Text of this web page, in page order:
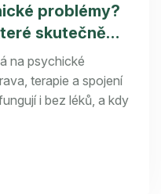
problémy?
skutečně
na psychické
terapie a spojení
i bez léků, a kdy